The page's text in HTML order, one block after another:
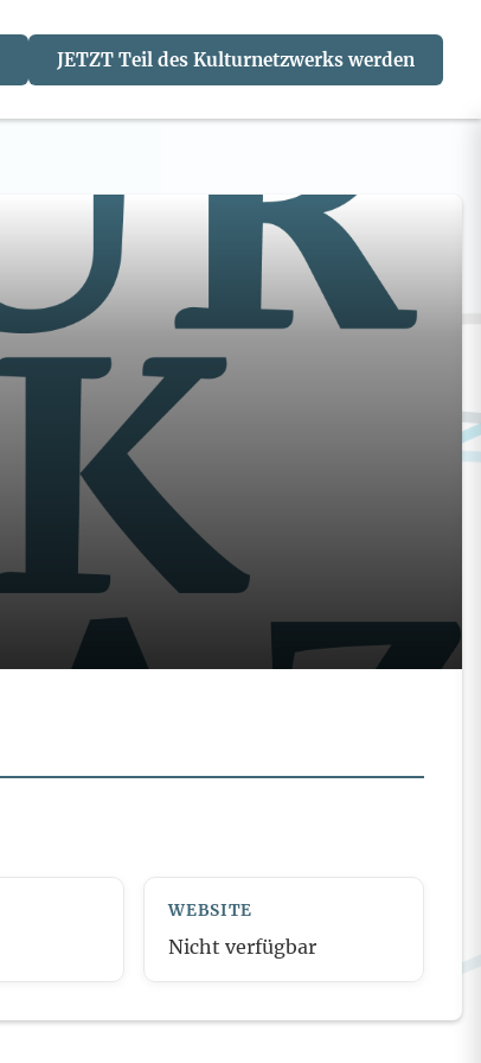
JETZT Teil des Kulturnetzwerks werden
WEBSITE
Nicht verfügbar